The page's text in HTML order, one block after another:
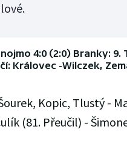
4:0 (2:0) Branky: 9.
Královec -Wilczek,
Kopic, Tlustý -
(81. Přeučil) -